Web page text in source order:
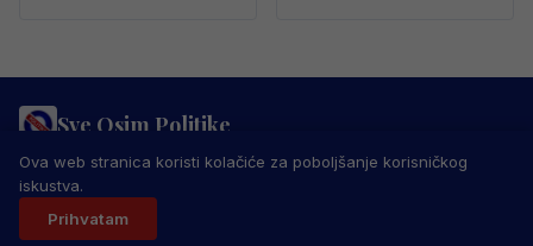
Sve Osim Politike
PRAVILA PRIVATNOSTIMARKETING USLOVI KORIŠTENJA
IMPRESSUM
© 2026 Sve Osim Politike. Sva prava zadržana.
Ova web stranica koristi kolačiće za poboljšanje korisničkog
iskustva.
Prihvatam